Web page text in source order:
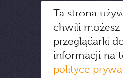
Ta strona
chwili możesz
przeglądarki
informacji na
polityce